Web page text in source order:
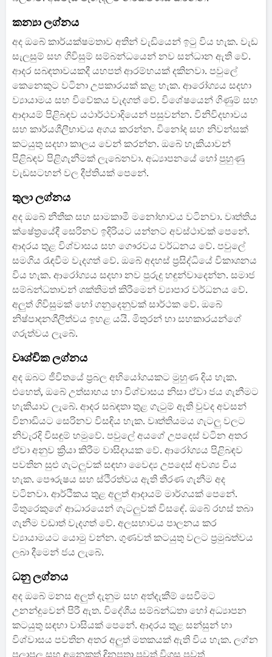
කන්‍යා ලග්නය
අද ඔබේ කාර්යක්ෂමතාව අතින් වැඩියෙන් ඉටු විය හැක. වැඩ
සැලසුම් සහ ගිවිසුම් සම්බන්ධයෙන් නව සන්ධාන ඇති වේ.
ආදර සබඳතාවයකදී යහපත් ආරම්භයක් දකිනවා. පවුලේ
කෙනෙකුට වටිනා උපකාරයක් කළ හැක. ආරෝග්‍යය සදහා
ව්‍යායාමය සහ විවේකය වැදගත් වේ. විශේෂයෙන් ගිණුම් සහ
ආදායම් පිළිබඳව යථාර්ථවාදියෙන් පසුවන්න. විනිවිදභාවය
සහ කාර්යශීලීභාවය අගය කරන්න. විනෝද සහ නිවන්සක්
කටයුතු සදහා කාලය වෙන් කරන්න. ඔබේ හැකියාවන්
පිළිබඳව පිළිගැනීමක් ලැබෙනවා. අධ්‍යාපනයේ හෝ පුහුණු
වැඩසටහන් වල දීප්තියක් පෙනේ.
තුලා ලග්නය
අද ඔබේ නීතීක සහ සාමකාමී මනෝභාවය වටිනවා. වෘත්තිය
ක්ෂේත්‍රයේදී සෙරිනව ඉදිරියට යන්නට අවස්ථාවක් පෙනේ.
ආදරය තුළ විශ්වාසය සහ ගෞරවය වර්ධනය වේ. පවුලේ
සමගිය රැඳවීම වැදගත් වේ. ඔබේ අදහස් ප්‍රසිද්ධියේ විකාශනය
විය හැක. ආරෝග්‍යය සදහා නව පුරුදු හඳුන්වාදෙන්න. සමාජ
සම්බන්ධතාවන් ශක්තිමත් කිරීමෙන් ව්‍යාපාර වර්ධනය වේ.
අලුත් ගිවිසුමක් හෝ ගනුදෙනුවක් සාර්ථක වේ. ඔබේ
නිෂ්පාදනශීලීත්වය ඉහළ යයි. මිතුරන් හා සහකාරයන්ගේ
ගරුත්වය ලැබේ.
වෘශ්චික ලග්නය
අද ඔබට ජීවිතයේ ප්‍රබල අභියෝගයකට මුහුණ දිය හැක.
එහෙත්, ඔබේ උත්සාහය හා විශ්වාසය නිසා ඒවා ජය ගැනීමට
හැකියාව ලැබේ. ආදර සබඳතා තුළ ගැටුම් ඇති වුවද අවසන්
විනාඩියට සෙරිනව විසඳිය හැක. වෘත්තියමය ගැටලු වලට
නිවැරදි විසඳුම් හමුවේ. පවුලේ අයගේ උපදෙස් වටින අතර
ඒවා අනුව ක්‍රියා කිරීම වාසිදායක වේ. ආරෝග්‍යය පිළිබඳව
පවතින සුළු ගැටලුවක් සඳහා වෛද්‍ය උපදෙස් අවශ්‍ය විය
හැක. පෞරුෂය සහ ස්ථිරත්වය ඇති තීරණ ගැනීම අද
වටිනවා. ආර්ථිකය තුළ අලුත් ආදායම් මාර්ගයක් පෙනේ.
මිතුරෙකුගේ ආධාරයෙන් ගැටලුවක් විසඳේ. ඔබේ රහස් තබා
ගැනීම වඩාත් වැදගත් වේ. අලසභාවය පාලනය කර
ව්‍යායාමයට යොමු වන්න. ගුණවත් කටයුතු වලට ප්‍රමුඛත්වය
ලබා දීමෙන් ජය ලැබේ.
ධනු ලග්නය
අද ඔබේ මනස අලුත් දැනුම සහ අත්දැකීම් සෙවීමට
උනන්දුවෙන් පිරී ඇත. විදේශීය සම්බන්ධතා හෝ අධ්‍යාපන
කටයුතු සඳහා වාසියක් පෙනේ. ආදරය තුළ සන්සුන් හා
විශ්වාසය පවතින අතර අලුත් මතකයක් ඇති විය හැක. ලග්න
පලාපල සහ අනෙකුත් දිනපතා පුවත් විගස පුවත්